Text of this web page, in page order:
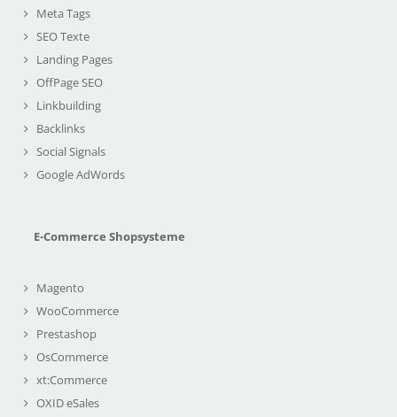
Meta Tags
SEO Texte
Landing Pages
OffPage SEO
Linkbuilding
Backlinks
Social Signals
Google AdWords
E-Commerce Shopsysteme
Magento
WooCommerce
Prestashop
OsCommerce
xt:Commerce
OXID eSales